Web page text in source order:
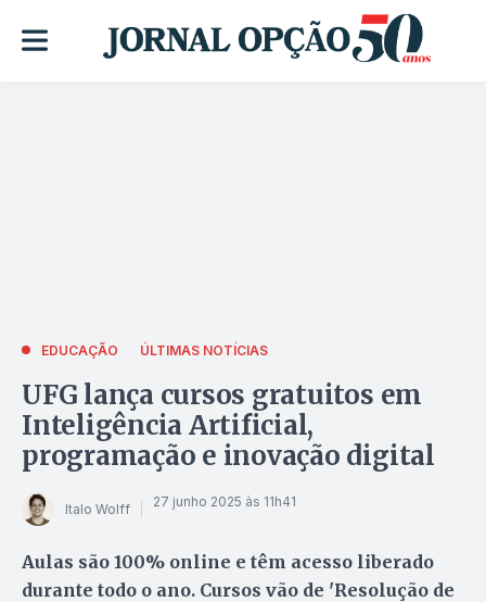
EDUCAÇÃO ÚLTIMAS NOTÍCIAS
UFG lança cursos gratuitos em
Inteligência Artificial,
programação e inovação digital
Italo Wolff 27 junho 2025 às 11h41
Aulas são 100% online e têm acesso liberado
durante todo o ano. Cursos vão de 'Resolução de